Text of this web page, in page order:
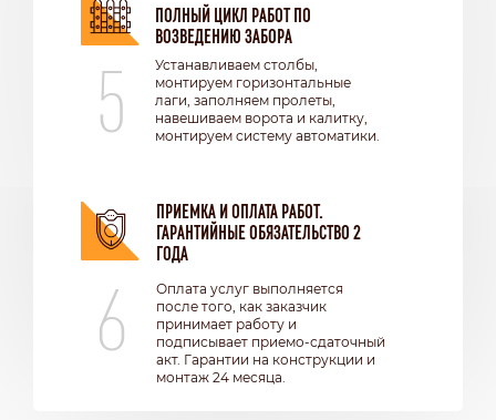
5
ПОЛНЫЙ ЦИКЛ РАБОТ ПО
ВОЗВЕДЕНИЮ ЗАБОРА
Устанавливаем столбы,
монтируем горизонтальные
лаги, заполняем пролеты,
навешиваем ворота и калитку,
монтируем систему автоматики.
6
ПРИЕМКА И ОПЛАТА РАБОТ.
ГАРАНТИЙНЫЕ ОБЯЗАТЕЛЬСТВО 2
ГОДА
Оплата услуг выполняется
после того, как заказчик
принимает работу и
подписывает приемо-сдаточный
акт. Гарантии на конструкции и
монтаж 24 месяца.